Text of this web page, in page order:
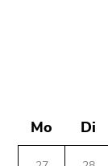
Freitag,
7.
Mo Di